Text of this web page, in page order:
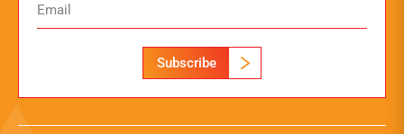
Subscribe